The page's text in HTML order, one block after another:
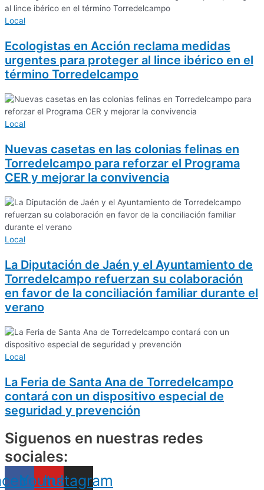
Local
Ecologistas en Acción reclama medidas
urgentes para proteger al lince ibérico en el
término Torredelcampo
Local
Nuevas casetas en las colonias felinas en
Torredelcampo para reforzar el Programa
CER y mejorar la convivencia
Local
La Diputación de Jaén y el Ayuntamiento de
Torredelcampo refuerzan su colaboración
en favor de la conciliación familiar durante el
verano
Local
La Feria de Santa Ana de Torredelcampo
contará con un dispositivo especial de
seguridad y prevención
Siguenos en nuestras redes
sociales:
Youtube
Instagram